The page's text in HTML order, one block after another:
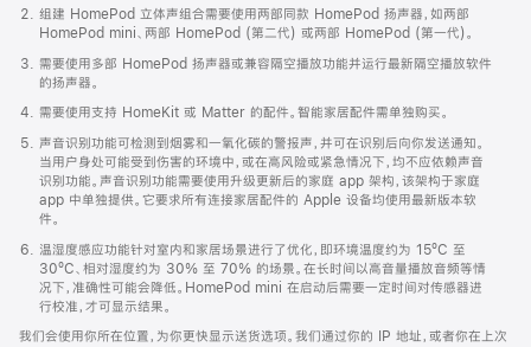
打
开)
组建 HomePod 立体声组合需要使用两部同款 HomePod 扬声器，如两部
HomePod mini、两部 HomePod (第二代) 或两部 HomePod (第一代)。
需要使用多部 HomePod 扬声器或兼容隔空播放功能并运行最新隔空播放软件
的扬声器。
需要使用支持 HomeKit 或 Matter 的配件。智能家居配件需单独购买。
声音识别功能可检测到烟雾和一氧化碳的警报声，并可在识别后向你发送通知。
当用户身处可能受到伤害的环境中，或在高风险或紧急情况下，均不应依赖声音
识别功能。声音识别功能需要使用升级更新后的家庭 app 架构，该架构于家庭
app 中单独提供。它要求所有连接家居配件的 Apple 设备均使用最新版本软
件。
温湿度感应功能针对室内和家居场景进行了优化，即环境温度约为 15ºC 至
30ºC、相对湿度约为 30% 至 70% 的场景。在长时间以高音量播放音频等情
况下，准确性可能会降低。HomePod mini 在启动后需要一定时间对传感器进
行校准，才可显示结果。
我们会使用你所在位置，为你更快显示送货选项。我们通过你的 IP 地址，或者你在上次